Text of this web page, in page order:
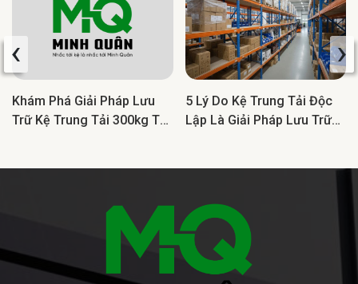
Khám Phá Giải Pháp Lưu
Trữ Kệ Trung Tải 300kg Tối
5 Lý Do Kệ Trung Tải Độc
Lập Là Giải Pháp Lưu Trữ
‹ ›